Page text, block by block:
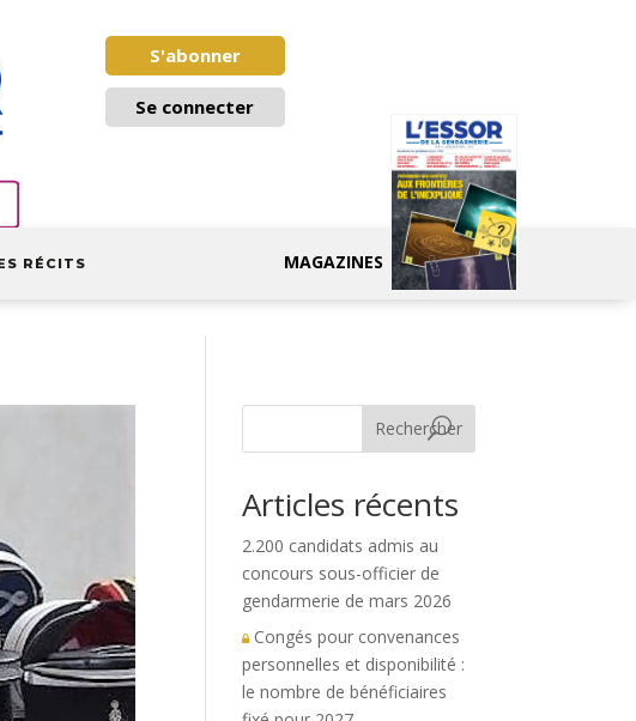
S'abonner
Se connecter
RÉCITS MAGAZINES
Rechercher
Articles récents
2.200 candidats admis au
concours sous-officier de
gendarmerie de mars 2026
Congés pour convenances
personnelles et disponibilité :
le nombre de bénéficiaires